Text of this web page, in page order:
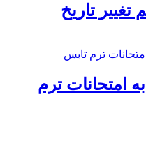
تغییر تاریخ
امتحانات ترم